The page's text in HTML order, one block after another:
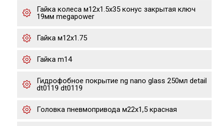
Гайка колеса м12х1.5х35 конус закрытая ключ
19мм megapower
Гайка м12х1.75
Гайка m14
Гидрофобное покрытие ng nano glass 250мл detail
dt0119 dt0119
Головка пневмопривода м22х1,5 красная